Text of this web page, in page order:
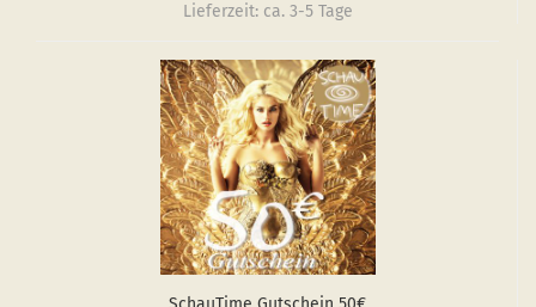
Lieferzeit: ca. 3-5 Tage